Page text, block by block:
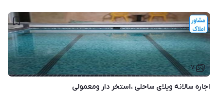
۷
اجاره سالانه ویلای ساحلی ،استخر دار ومعمولی